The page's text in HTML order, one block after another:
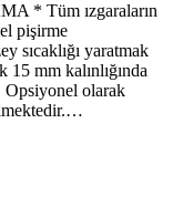
* Tüm ızgaraların
pişirme
sıcaklığı yaratmak
15 mm kalınlığında
Opsiyonel olarak